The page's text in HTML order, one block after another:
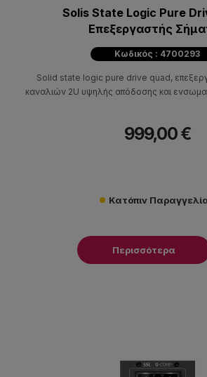
Solis State Logic Pure
Επεξεργαστής
Κωδικός : 4700293
Solid state logic pure drive quad,
καναλιών 2U υψηλής απόδοσης και
999,00 €
Κατόπιν
Περισσότερα